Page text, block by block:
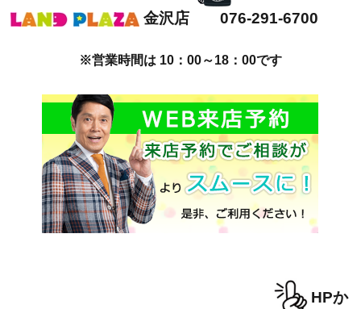
金沢店 076-291-6700
※営業時間は 10：00～18：00です
HPか